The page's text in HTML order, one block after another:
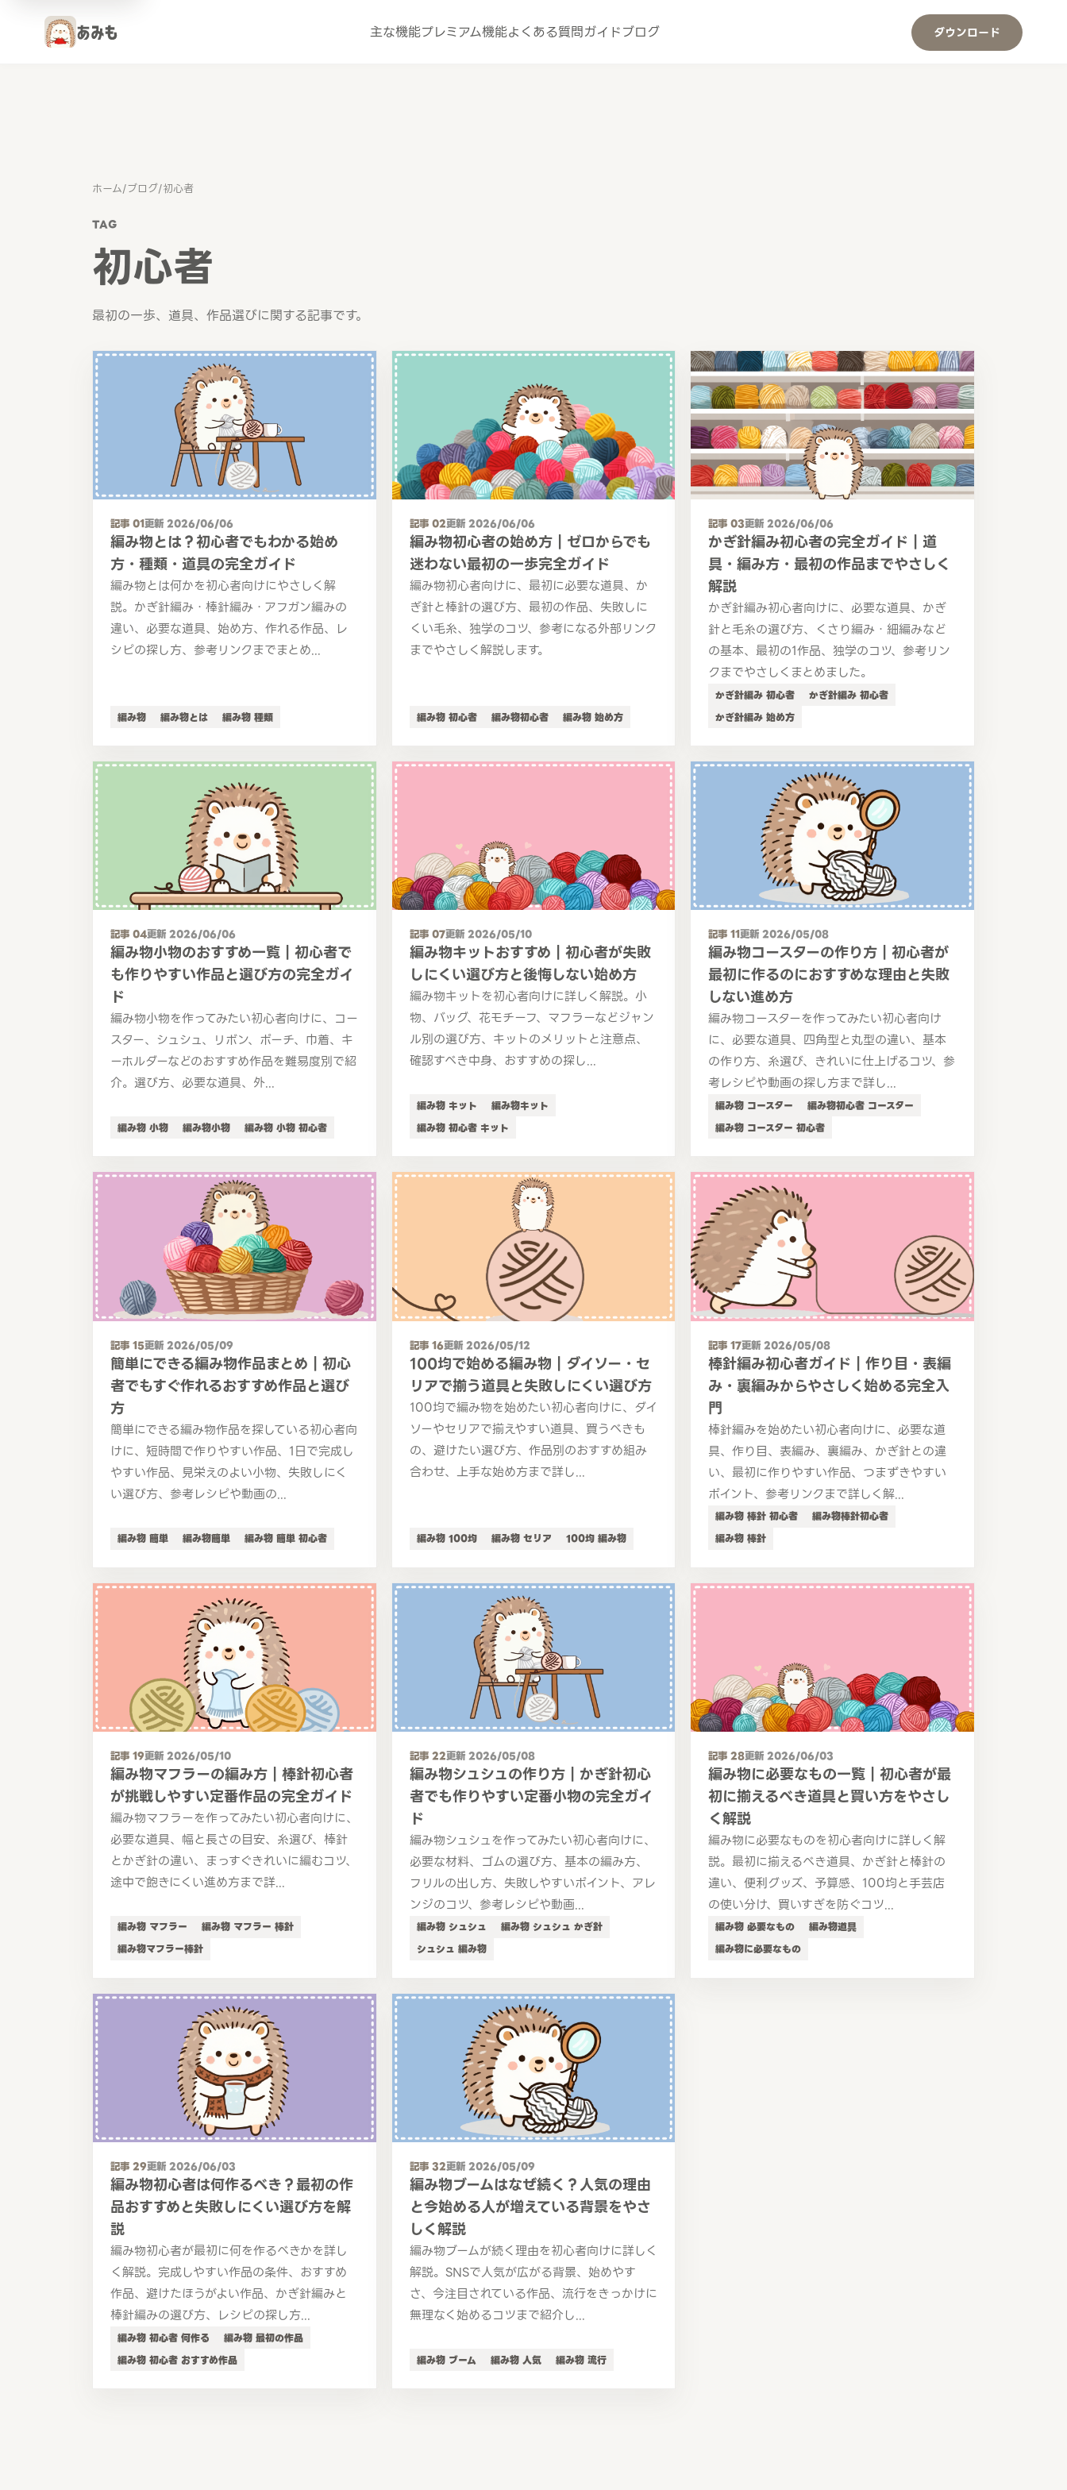
主な機能プレミアム機能よくある質問ガイドブログ ダウンロード
ホーム/ブログ/初心者
TAG
初心者
最初の一歩、道具、作品選びに関する記事です。
記事 01更新 2026/06/06
編み物とは？初心者でもわかる始め
方・種類・道具の完全ガイド
編み物とは何かを初心者向けにやさしく解
説。かぎ針編み・棒針編み・アフガン編みの
違い、必要な道具、始め方、作れる作品、レ
シピの探し方、参考リンクまでまとめ...
編み物 編み物とは 編み物 種類
記事 02更新 2026/06/06
編み物初心者の始め方｜ゼロからでも
迷わない最初の一歩完全ガイド
編み物初心者向けに、最初に必要な道具、か
ぎ針と棒針の選び方、最初の作品、失敗しに
くい毛糸、独学のコツ、参考になる外部リンク
までやさしく解説します。
編み物 初心者 編み物初心者 編み物 始め方
記事 03更新 2026/06/06
かぎ針編み初心者の完全ガイド｜道
具・編み方・最初の作品までやさしく
解説
かぎ針編み初心者向けに、必要な道具、かぎ
針と毛糸の選び方、くさり編み・細編みなど
の基本、最初の1作品、独学のコツ、参考リン
クまでやさしくまとめました。
かぎ針編み 初心者
かぎ針編み 初心者
かぎ針編み 始め方
記事 04更新 2026/06/06
編み物小物のおすすめ一覧｜初心者で
も作りやすい作品と選び方の完全ガイ
ド
編み物小物を作ってみたい初心者向けに、コー
スター、シュシュ、リボン、ポーチ、巾着、キ
ーホルダーなどのおすすめ作品を難易度別で紹
介。選び方、必要な道具、外...
編み物 小物 編み物小物 編み物 小物 初心者
記事 07更新 2026/05/10
編み物キットおすすめ｜初心者が失敗
しにくい選び方と後悔しない始め方
編み物キットを初心者向けに詳しく解説。小
物、バッグ、花モチーフ、マフラーなどジャン
ル別の選び方、キットのメリットと注意点、
確認すべき中身、おすすめの探し...
編み物 キット
編み物キット
編み物 初心者 キット
記事 11更新 2026/05/08
編み物コースターの作り方｜初心者が
最初に作るのにおすすめな理由と失敗
しない進め方
編み物コースターを作ってみたい初心者向け
に、必要な道具、四角型と丸型の違い、基本
の作り方、糸選び、きれいに仕上げるコツ、参
考レシピや動画の探し方まで詳し...
編み物 コースター
編み物初心者 コースター
編み物 コースター 初心者
記事 15更新 2026/05/09
簡単にできる編み物作品まとめ｜初心
者でもすぐ作れるおすすめ作品と選び
方
簡単にできる編み物作品を探している初心者向
けに、短時間で作りやすい作品、1日で完成し
やすい作品、見栄えのよい小物、失敗しにく
い選び方、参考レシピや動画の...
編み物 簡単 編み物簡単 編み物 簡単 初心者
記事 16更新 2026/05/12
100均で始める編み物｜ダイソー・セ
リアで揃う道具と失敗しにくい選び方
100均で編み物を始めたい初心者向けに、ダイ
ソーやセリアで揃えやすい道具、買うべきも
の、避けたい選び方、作品別のおすすめ組み
合わせ、上手な始め方まで詳し...
編み物 100均 編み物 セリア 100均 編み物
記事 17更新 2026/05/08
棒針編み初心者ガイド｜作り目・表編
み・裏編みからやさしく始める完全入
門
棒針編みを始めたい初心者向けに、必要な道
具、作り目、表編み、裏編み、かぎ針との違
い、最初に作りやすい作品、つまずきやすい
ポイント、参考リンクまで詳しく解...
編み物 棒針 初心者
編み物棒針初心者
編み物 棒針
記事 19更新 2026/05/10
編み物マフラーの編み方｜棒針初心者
が挑戦しやすい定番作品の完全ガイド
編み物マフラーを作ってみたい初心者向けに、
必要な道具、幅と長さの目安、糸選び、棒針
とかぎ針の違い、まっすぐきれいに編むコツ、
途中で飽きにくい進め方まで詳...
編み物 マフラー
編み物 マフラー 棒針
編み物マフラー棒針
記事 22更新 2026/05/08
編み物シュシュの作り方｜かぎ針初心
者でも作りやすい定番小物の完全ガイ
ド
編み物シュシュを作ってみたい初心者向けに、
必要な材料、ゴムの選び方、基本の編み方、
フリルの出し方、失敗しやすいポイント、アレ
ンジのコツ、参考レシピや動画...
編み物 シュシュ
編み物 シュシュ かぎ針
シュシュ 編み物
記事 28更新 2026/06/03
編み物に必要なもの一覧｜初心者が最
初に揃えるべき道具と買い方をやさし
く解説
編み物に必要なものを初心者向けに詳しく解
説。最初に揃えるべき道具、かぎ針と棒針の
違い、便利グッズ、予算感、100均と手芸店
の使い分け、買いすぎを防ぐコツ...
編み物 必要なもの
編み物道具
編み物に必要なもの
記事 29更新 2026/06/03
編み物初心者は何作るべき？最初の作
品おすすめと失敗しにくい選び方を解
説
編み物初心者が最初に何を作るべきかを詳し
く解説。完成しやすい作品の条件、おすすめ
作品、避けたほうがよい作品、かぎ針編みと
棒針編みの選び方、レシピの探し方...
編み物 初心者 何作る
編み物 最初の作品
編み物 初心者 おすすめ作品
記事 32更新 2026/05/09
編み物ブームはなぜ続く？人気の理由
と今始める人が増えている背景をやさ
しく解説
編み物ブームが続く理由を初心者向けに詳しく
解説。SNSで人気が広がる背景、始めやす
さ、今注目されている作品、流行をきっかけに
無理なく始めるコツまで紹介し...
編み物 ブーム 編み物 人気 編み物 流行